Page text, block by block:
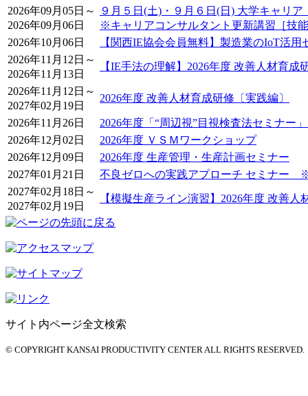
2026年09月05日～
2026年09月06日
９月５日(土)・９月６日(日) 大学キャリ
※キャリアコンサルタント更新講習［技
2026年10月06日
【関西IE協会会員無料】製造業のIoT活
2026年11月12日～
2026年11月13日
【IE手法の理解】2026年度 改善人材育成
2026年11月12日～
2027年02月19日
2026年度 改善人材育成研修〔実践編〕
2026年11月26日
2026年度「“周辺視”目視検査法セミナ
2026年12月02日
2026年度 ＶＳＭワークショップ
2026年12月09日
2026年度 生産管理・生産計画セミナー
2027年01月21日
不良ゼロへの実践アプローチ セミナー
2027年02月18日～
2027年02月19日
【模擬生産ライン演習】2026年度 改善人
サイト内ページ全文検索
© COPYRIGHT KANSAI PRODUCTIVITY CENTER ALL RIGHTS RESERVED.